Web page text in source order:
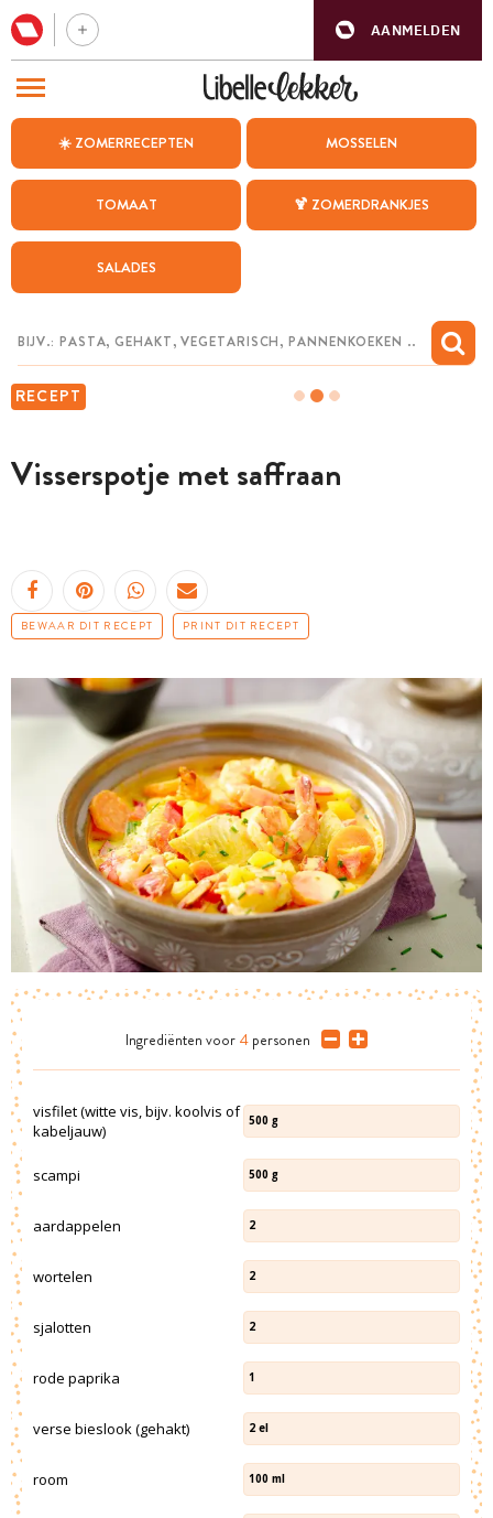
AANMELDEN
☀️ ZOMERRECEPTEN MOSSELEN
TOMAAT 🍹 ZOMERDRANKJES
SALADES
RECEPT
Visserspotje met saffraan
BEWAAR DIT RECEPT PRINT DIT RECEPT
Ingrediënten voor 4 personen
visfilet (witte vis, bijv. koolvis of
kabeljauw)
500 g
scampi 500 g
aardappelen 2
wortelen 2
sjalotten 2
rode paprika 1
verse bieslook (gehakt) 2 el
room 100 ml
BEZOEK ONZE ANDERE WEBSITES
WEEKMENU
CHAT MET MAIA
MIJN BEWAARDE RECEPTEN